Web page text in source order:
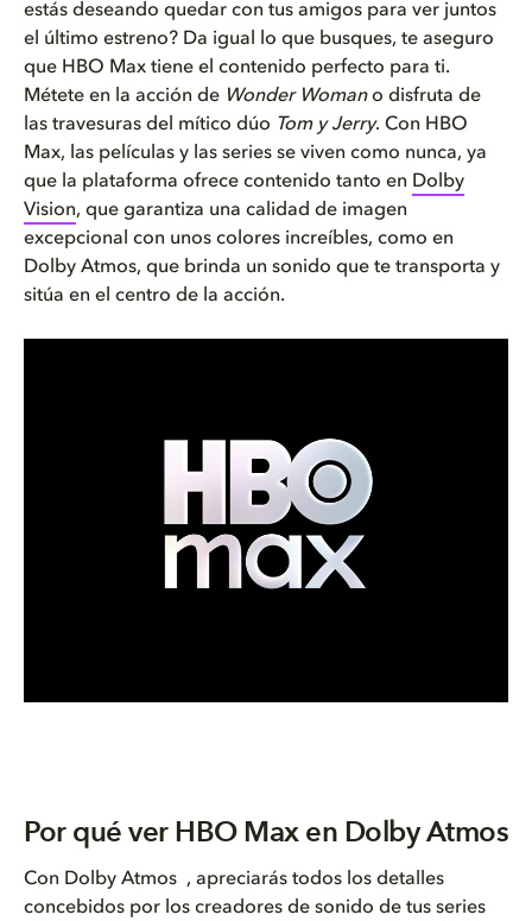
estás deseando quedar con tus amigos para ver juntos
el último estreno? Da igual lo que busques, te aseguro
que HBO Max tiene el contenido perfecto para ti.
Métete en la acción de Wonder Womano disfruta de
las travesuras del mítico dúo Tom y Jerry. Con HBO
Max, las películas y las series se viven como nunca, ya
que la plataforma ofrece contenido tanto en Dolby
Vision, que garantiza una calidad de imagen
excepcional con unos colores increíbles, como en
Dolby Atmos, que brinda un sonido que te transporta y
sitúa en el centro de la acción.
Por qué ver HBO Max en Dolby Atmos
Con Dolby Atmos , apreciarás todos los detalles
concebidos por los creadores de sonido de tus series